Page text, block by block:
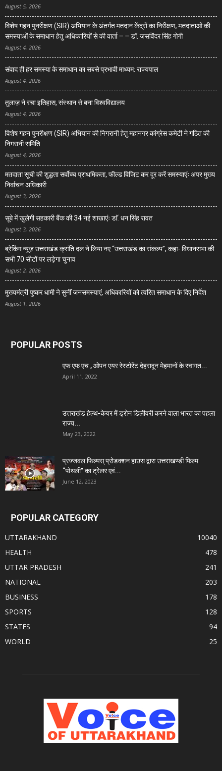
August 5, 2026
विशेष गहन पुनरीक्षण (SIR) अभियान के अंतर्गत मतदान केंद्रों का निरीक्षण, मतदाताओं की
समस्याओं के समाधान हेतु अधिकारियों से की वार्ता – – डॉ. जसविंदर सिंह गोगी
August 4, 2026
संवाद ही हर समस्या के समाधान का सबसे प्रभावी माध्यम: राज्यपाल
August 4, 2026
तुलाज़ ने रचा इतिहास, संस्थान से बना विश्वविद्यालय
August 4, 2026
विशेष गहन पुनरीक्षण (SIR) अभियान की निगरानी हेतु महानगर कांग्रेस कमेटी ने गठित की
निगरानी समिति
August 4, 2026
मतदाता सूची की शुद्धता सर्वाेच्च प्राथमिकता, फील्ड विजिट कर दूर करें समस्याएंः अपर मुख्य
निर्वाचन अधिकारी
August 3, 2026
सूबे में खुलेगी सहकारी बैंक की 34 नई शाखाएंः डाॅ. धन सिंह रावत
August 3, 2026
ब्रेकिंग न्यूज़ उत्तराखंड क्रांति दल ने लिया नए “उत्तराखंड का संकल्प”, कहा- विधानसभा की
सभी 70 सीटों पर लड़ेगा चुनाव
August 2, 2026
मुख्यमंत्री पुष्कर धामी ने सुनीं जनसमस्याएं, अधिकारियों को त्वरित समाधान के दिए निर्देश
August 1, 2026
POPULAR POSTS
एफ एफ एच , ओपन एयर रेस्टोरेंट देहरादून मेहमानों के स्वागत...
April 11, 2022
उत्तराखंड हेल्थ-केयर में ड्रोन डिलीवरी करने वाला भारत का पहला
राज्य...
May 23, 2022
प्रज्जवल फिल्मस् प्रोडक्शन हाउस द्वारा उत्तराखण्डी फिल्म
“पोथली” का ट्रेलर एवं...
June 12, 2023
POPULAR CATEGORY
UTTARAKHAND
10040
HEALTH
478
UTTAR PRADESH
241
NATIONAL
203
BUSINESS
178
SPORTS
128
STATES
94
WORLD
25